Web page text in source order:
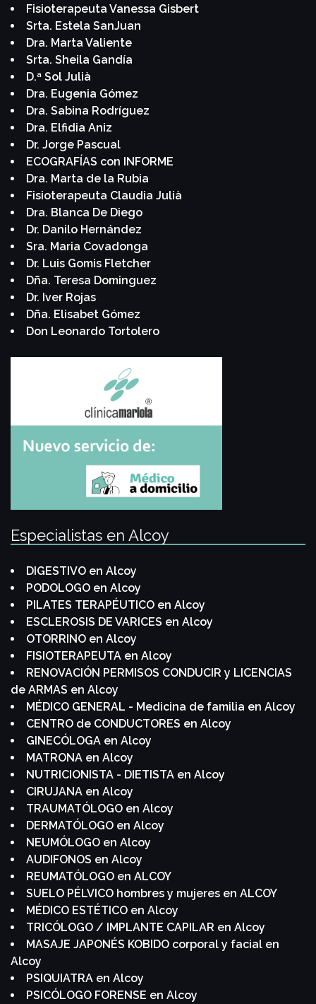
Fisioterapeuta Vanessa Gisbert
Srta. Estela SanJuan
Dra. Marta Valiente
Srta. Sheila Gandía
D.ª Sol Julià
Dra. Eugenia Gómez
Dra. Sabina Rodríguez
Dra. Elfidia Aniz
Dr. Jorge Pascual
ECOGRAFÍAS con INFORME
Dra. Marta de la Rubia
Fisioterapeuta Claudia Julià
Dra. Blanca De Diego
Dr. Danilo Hernández
Sra. Maria Covadonga
Dr. Luis Gomis Fletcher
Dña. Teresa Dominguez
Dr. Iver Rojas
Dña. Elisabet Gómez
Don Leonardo Tortolero
Especialistas en Alcoy
DIGESTIVO en Alcoy
PODOLOGO en Alcoy
PILATES TERAPÉUTICO en Alcoy
ESCLEROSIS DE VARICES en Alcoy
OTORRINO en Alcoy
FISIOTERAPEUTA en Alcoy
RENOVACIÓN PERMISOS CONDUCIR y LICENCIAS
de ARMAS en Alcoy
MÉDICO GENERAL - Medicina de familia en Alcoy
CENTRO de CONDUCTORES en Alcoy
GINECÓLOGA en Alcoy
MATRONA en Alcoy
NUTRICIONISTA - DIETISTA en Alcoy
CIRUJANA en Alcoy
TRAUMATÓLOGO en Alcoy
DERMATÓLOGO en Alcoy
NEUMÓLOGO en Alcoy
AUDIFONOS en Alcoy
REUMATÓLOGO en ALCOY
SUELO PÉLVICO hombres y mujeres en ALCOY
MÉDICO ESTÉTICO en Alcoy
TRICÓLOGO / IMPLANTE CAPILAR en Alcoy
MASAJE JAPONÉS KOBIDO corporal y facial en
Alcoy
PSIQUIATRA en Alcoy
PSICÓLOGO FORENSE en Alcoy